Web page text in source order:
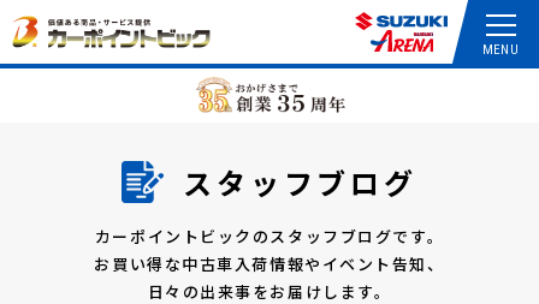
スタッフブログ
カーポイントビックのスタッフブログです。
お買い得な中古車入荷情報やイベント告知、
日々の出来事をお届けします。